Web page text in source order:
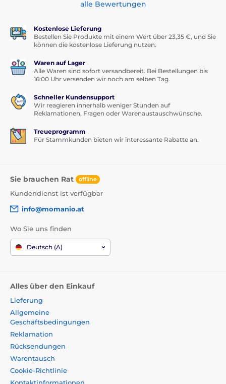
alle Bewertungen
Kostenlose Lieferung
Bestellen Sie Produkte mit einem Wert über 23,35 €, und Sie
können die kostenlose Lieferung nutzen.
Waren auf Lager
Alle Waren sind sofort versandbereit. Bei Bestellungen bis
16:00 Uhr versenden wir noch am selben Tag.
Schneller Kundensupport
Wir reagieren innerhalb weniger Stunden auf
Reklamationen, Fragen oder Warenaustauschwünsche.
Treueprogramm
Für Stammkunden bieten wir interessante Rabatte an.
Sie brauchen Rat offline
Kundendienst ist verfügbar
info@momanio.at
Wo Sie uns finden
Deutsch (A)
Alles über den Einkauf
Lieferung
Allgemeine
Geschäftsbedingungen
Reklamation
Rücksendungen
Warentausch
Cookie-Richtlinie